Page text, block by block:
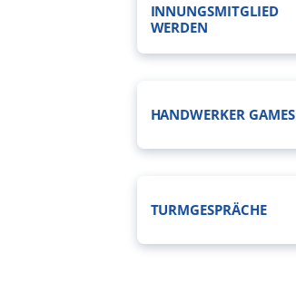
INNUNGSMITGLIED
WERDEN
HANDWERKER GAMES
TURMGESPRÄCHE